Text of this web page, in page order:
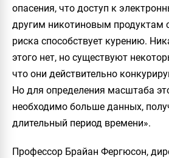
опасения, что доступ к
другим никотиновым продуктам
риска способствует курению.
этого нет, но существуют
что они действительно
Но для определения масштаба
необходимо больше данных,
длительный период времени».
Профессор Брайан Фергюсон,